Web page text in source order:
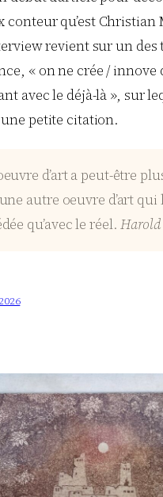
conteur qu’est
revient sur un des
« on ne crée / innove
avec le déjà-là », sur
petite citation.
d’art a peut-être
autre oeuvre d’art qui
qu’avec le réel.